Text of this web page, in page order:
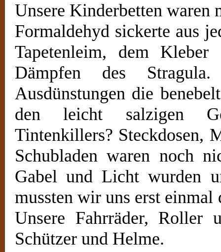
Unsere Kinderbetten waren
Formaldehyd sickerte aus
Tapetenleim, dem
Dämpfen des
Ausdünstungen die
den leicht salzigen
Tintenkillers? Steckdosen,
Schubladen waren noch
Gabel und Licht wurden
mussten wir uns erst einmal
Unsere Fahrräder, Roller
Schützer und Helme.